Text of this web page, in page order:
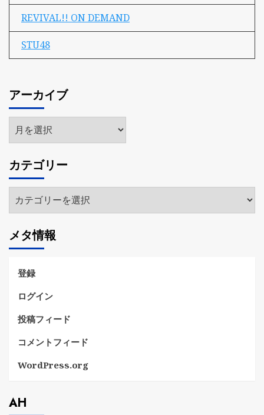
REVIVAL!! ON DEMAND
STU48
アーカイブ
ア
ー
イ
ブ
カテゴリー
テ
リ
ー
メタ情報
登録
ログイン
投稿フィード
コメントフィード
WordPress.org
AH